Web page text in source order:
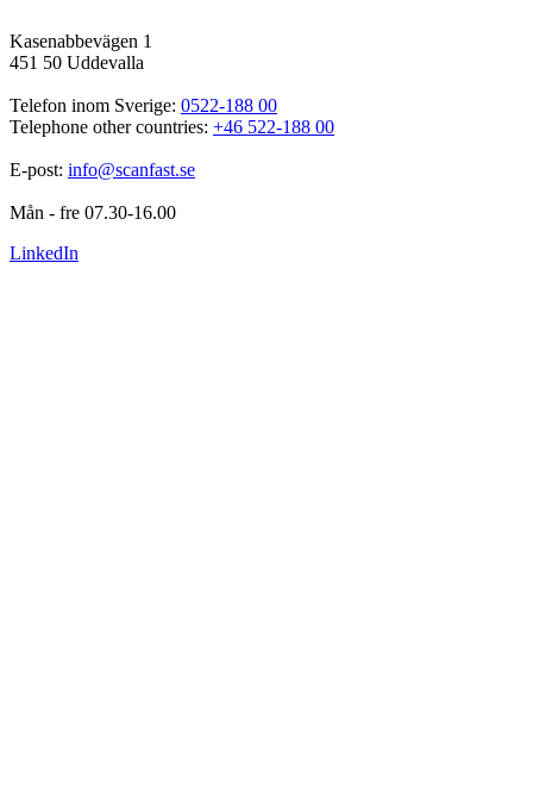
Kasenabbevägen 1
451 50 Uddevalla
Telefon inom Sverige: 0522-188 00
Telephone other countries: +46 522-188 00
E-post: info@scanfast.se
Mån - fre 07.30-16.00
LinkedIn